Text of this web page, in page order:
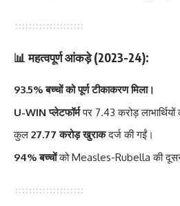
📊महत्वपूर्ण आंकड़े (2023-24):
93.5% बच्चों को पूर्ण टीकाकरण मिला।
U-WIN प्लेटफॉर्मपर 7.43 करोड़
कुल 27.77 करोड़ खुराकदर्ज की गईं।
94% बच्चोंको Measles-Rubella की